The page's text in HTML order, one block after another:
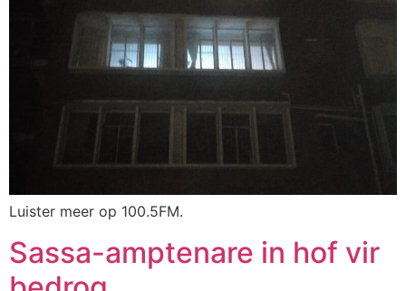
Luister meer op 100.5FM.
Sassa-amptenare in hof vir